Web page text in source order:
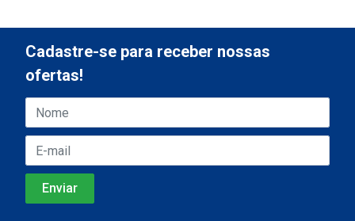
Cadastre-se para receber nossas
ofertas!